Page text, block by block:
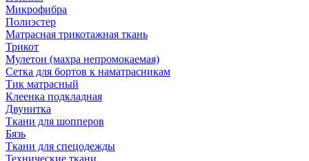
Микрофибра
Полиэстер
Матрасная трикотажная ткань
Трикот
Мулетон (махра непромокаемая)
Сетка для бортов к наматрасникам
Тик матрасный
Клеенка подкладная
Двунитка
Ткани для шопперов
Бязь
Ткани для спецодежды